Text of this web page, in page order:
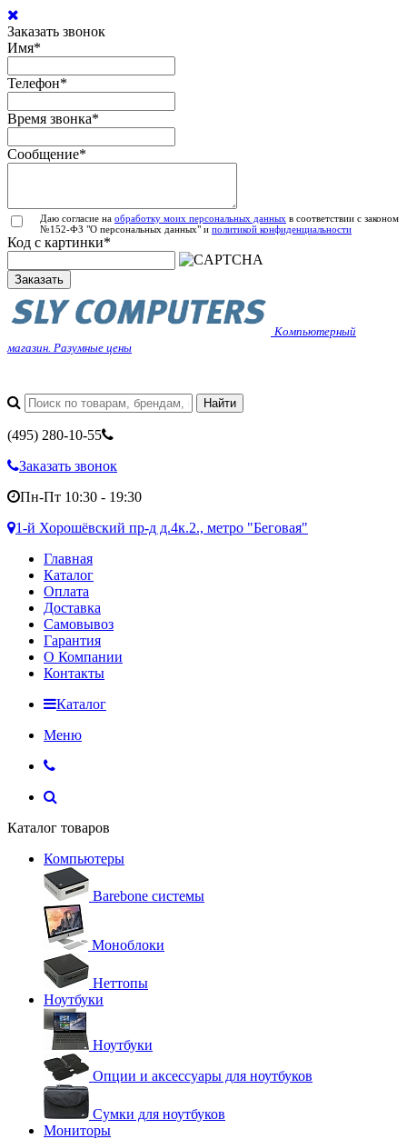
Заказать звонок
Имя*
Телефон*
Время звонка*
Сообщение*
Даю согласие на обработку моих персональных данных в соответствии с законом
№152-ФЗ "О персональных данных" и политикой конфиденциальности
Код с картинки*
Заказать
Компьютерный
магазин. Разумные цены
(495) 280-10-55
Заказать звонок
Пн-Пт 10:30 - 19:30
1-й Хорошёвский пр-д д.4к.2., метро "Беговая"
Главная
Каталог
Оплата
Доставка
Самовывоз
Гарантия
О Компании
Контакты
Каталог
Меню
Каталог товаров
Компьютеры
Barebone системы
Моноблоки
Неттопы
Ноутбуки
Ноутбуки
Опции и аксессуары для ноутбуков
Сумки для ноутбуков
Мониторы